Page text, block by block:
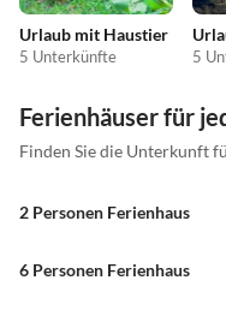
Urlaub mit Haustier
5 Unterkünfte 5
Ferienhäuser für
Finden Sie die Unterkunft
2 Personen Ferienhaus
6 Personen Ferienhaus